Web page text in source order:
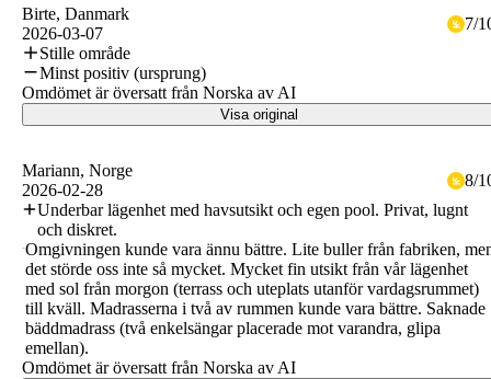
Birte, Danmark
2026-03-07
7/
Stille område
Minst positiv (ursprung)
Omdömet är översatt från Norska av AI
Visa original
Mariann, Norge
2026-02-28
8/
Underbar lägenhet med havsutsikt och egen pool. Privat, lugnt
och diskret.
Omgivningen kunde vara ännu bättre. Lite buller från fabriken,
det störde oss inte så mycket. Mycket fin utsikt från vår lägenhet
med sol från morgon (terrass och uteplats utanför vardagsrummet)
till kväll. Madrasserna i två av rummen kunde vara bättre. Saknade
bäddmadrass (två enkelsängar placerade mot varandra, glipa
emellan).
Omdömet är översatt från Norska av AI